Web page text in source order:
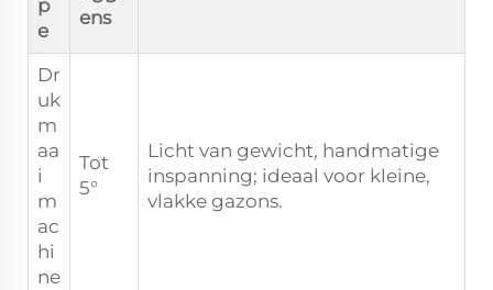
p
e
ens
Dr
uk
m
aa
i
m
ac
hi
ne
Tot
5°
Licht van gewicht, handmatige
inspanning; ideaal voor kleine,
vlakke gazons.